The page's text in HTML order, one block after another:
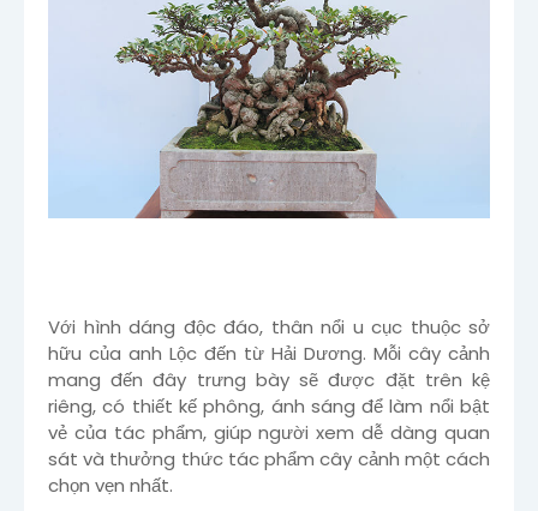
Với hình dáng độc đáo, thân nổi u cục thuộc sở
hữu của anh Lộc đến từ Hải Dương. Mỗi cây cảnh
mang đến đây trưng bày sẽ được đặt trên kệ
riêng, có thiết kế phông, ánh sáng để làm nổi bật
vẻ của tác phẩm, giúp người xem dễ dàng quan
sát và thưởng thức tác phẩm cây cảnh một cách
chọn vẹn nhất.